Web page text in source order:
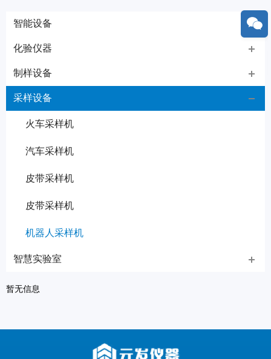
智能设备
化验仪器
制样设备
采样设备
火车采样机
汽车采样机
皮带采样机
皮带采样机
机器人采样机
智慧实验室
暂无信息